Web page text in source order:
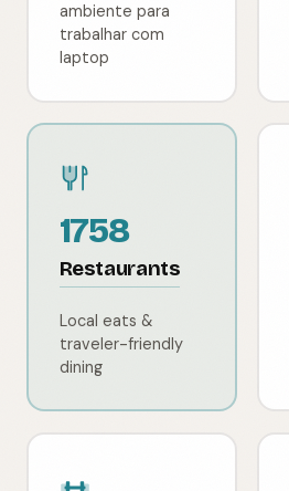
ambiente para
trabalhar com
laptop
1758
Restaurants
Local eats &
traveler-friendly
dining